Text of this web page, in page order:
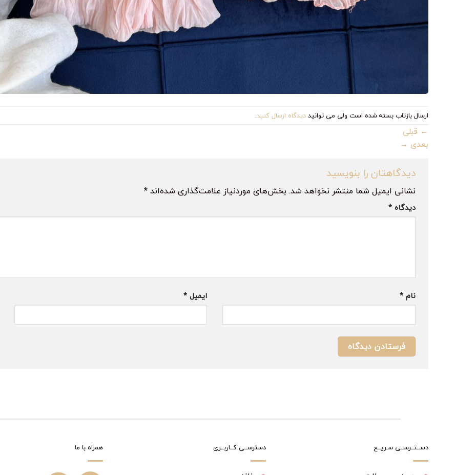
ارسال بازتاب بسته شده است ولی می توانیددیدگاه ارسال کنید.
← قبلی
بعدی →
دیدگاهتان را بنویسید
نشانی ایمیل شما منتشر نخواهد شد. بخش‌های موردنیاز علامت‌گذاری شده‌اند*
دیدگاه *
نام * ایمیل *
دســتــرســی سـریــع دسترســی کــاربــری همراه با ما